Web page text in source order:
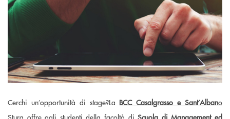
Cerchi un’opportunità di stage?La BCC Casalgrasso e Sant’Albano
Stura offre agli studenti della facoltà diScuola di Management ed